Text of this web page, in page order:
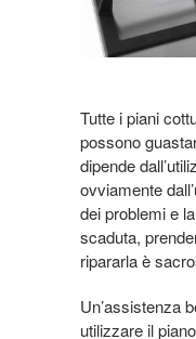
Tutte i piani
possono
dipende
ovviamente
dei problemi e
scaduta,
ripararla è
Un’assistenza
utilizzare il